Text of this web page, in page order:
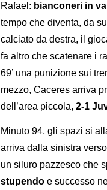
Rafael: bianconeri in
tempo che diventa, da
calciato da destra, il
fa altro che scatenare i
69’ una punizione sui
mezzo, Caceres arriva
dell’area piccola, 2-1
Minuto 94, gli spazi si
arriva dalla sinistra
un siluro pazzesco che
stupendo e successo